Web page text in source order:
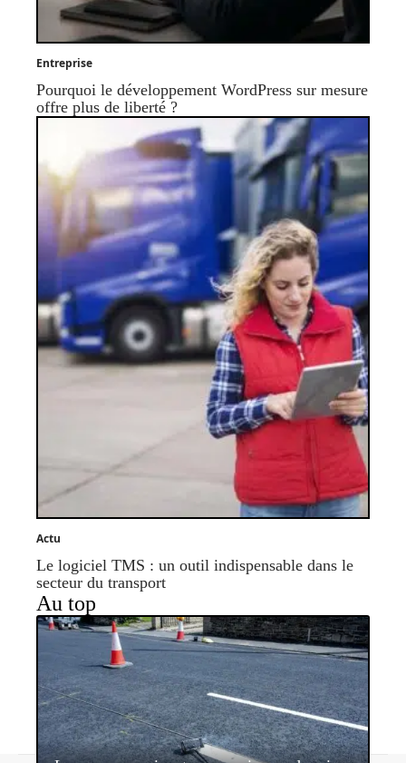
Entreprise
Pourquoi le développement WordPress sur mesure
offre plus de liberté ?
Actu
Le logiciel TMS : un outil indispensable dans le
secteur du transport
Au top